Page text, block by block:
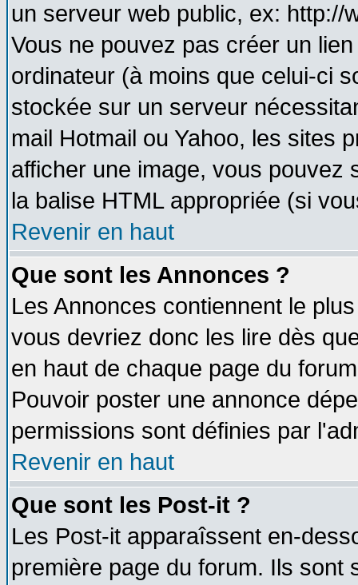
un serveur web public, ex: http://
Vous ne pouvez pas créer un
ordinateur (à moins que celui-ci
stockée sur un serveur
mail Hotmail ou Yahoo, les sites
afficher une image, vous pouvez
la balise HTML appropriée (si
Revenir en haut
Que sont les Annonces ?
Les Annonces contiennent le
vous devriez donc les lire dès
en haut de chaque page du
Pouvoir poster une annonce
permissions sont définies par
Revenir en haut
Que sont les Post-it ?
Les Post-it apparaîssent en-
première page du forum. Ils